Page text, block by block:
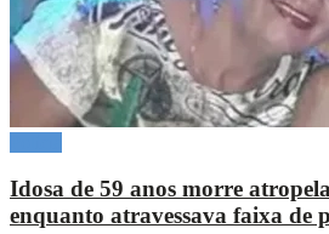
Idosa de 59 anos morre
enquanto atravessava faixa de